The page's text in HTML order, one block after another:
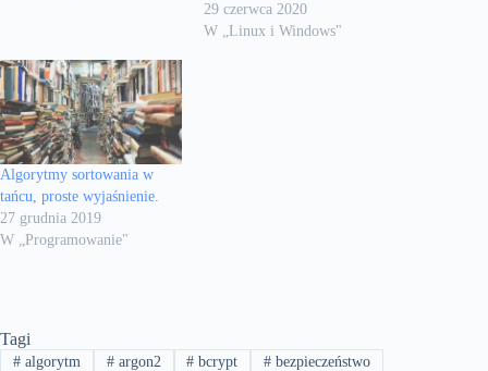
29 czerwca 2020
W „Linux i Windows"
Algorytmy sortowania w
tańcu, proste wyjaśnienie.
27 grudnia 2019
W „Programowanie"
Tagi
#algorytm #argon2 # bcrypt # bezpieczeństwo